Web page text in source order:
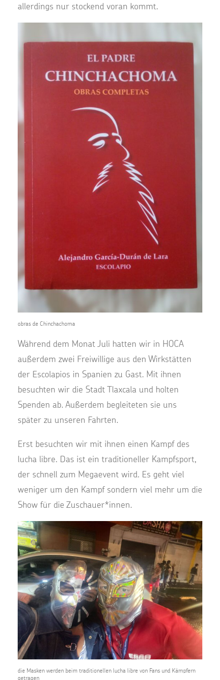
allerdings nur stockend voran kommt.
obras de Chinchachoma
Während dem Monat Juli hatten wir in HOCA
außerdem zwei Freiwillige aus den Wirkstätten
der Escolapios in Spanien zu Gast. Mit ihnen
besuchten wir die Stadt Tlaxcala und holten
Spenden ab. Außerdem begleiteten sie uns
später zu unseren Fahrten.
Erst besuchten wir mit ihnen einen Kampf des
lucha libre. Das ist ein traditioneller Kampfsport,
der schnell zum Megaevent wird. Es geht viel
weniger um den Kampf sondern viel mehr um die
Show für die Zuschauer*innen.
die Masken werden beim traditionellen lucha libre von Fans und Kämpfern
getragen